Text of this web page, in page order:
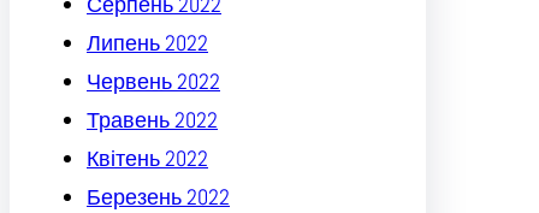
Липень 2022
Червень 2022
Травень 2022
Квітень 2022
Березень 2022